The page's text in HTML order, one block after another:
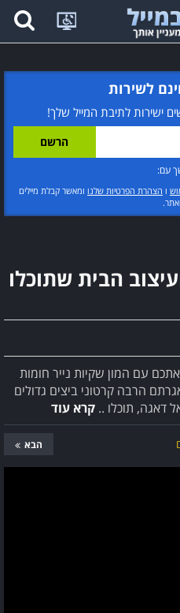
לשירות
ישירות לתיבת המייל שלך!
עם:
ו הצהרת הפרטיות שלנו ומאשר קבלת מיילים
ועיצוב הבית שתוכלו
עם המון שקיות נייר חומות
הרבה קרטוני ביצים גדולים
דאגה, תוכלו .. קרא עוד
הבא